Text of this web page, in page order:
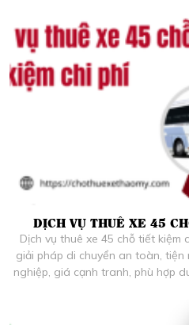
DỊCH VỤ THUÊ XE 45
Dịch vụ thuê xe 45 chỗ tiết kiệm
giải pháp di chuyển an toàn, tiện
nghiệp, giá cạnh tranh, phù hợp